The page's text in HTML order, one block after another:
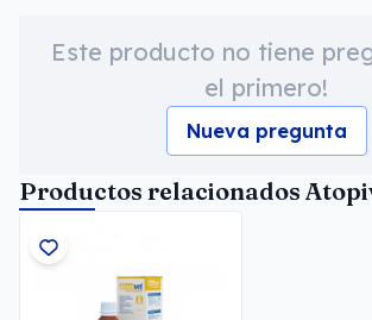
Este producto no tiene
el primero!
Nueva pregunta
Productos relacionados